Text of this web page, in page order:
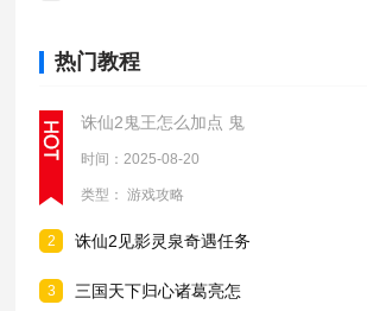
热门教程
诛仙2鬼王怎么加点 鬼
时间：2025-08-20
类型： 游戏攻略
2 诛仙2见影灵泉奇遇任务
3 三国天下归心诸葛亮怎